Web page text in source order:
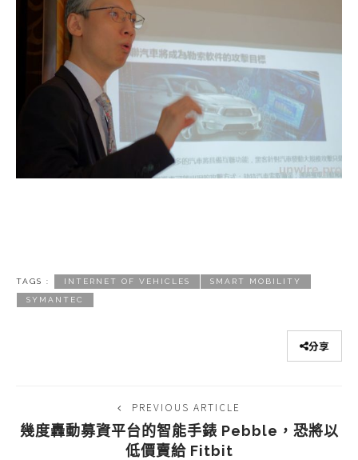
TAGS : INTERNET OF VEHICLES SMART MOBILITY
SYMANTEC
分享
PREVIOUS ARTICLE
幾度轟動募資平台的智能手錶 Pebble，恐將以
低價賣給 Fitbit